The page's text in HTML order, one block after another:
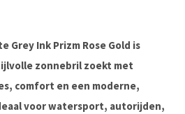
Grey Ink Prizm Rose Gold is
zonnebril zoekt met
comfort en een moderne,
voor watersport, autorijden,